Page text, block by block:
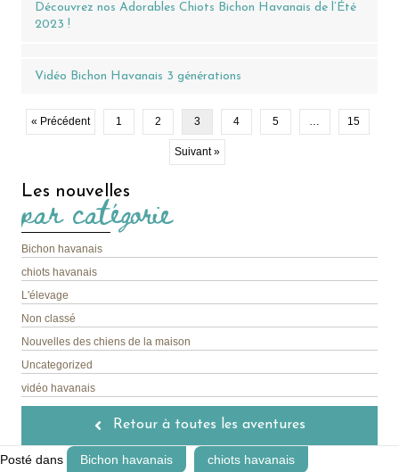
Découvrez nos Adorables Chiots Bichon Havanais de l’Été
2023 !
Vidéo Bichon Havanais 3 générations
« Précédent 1 2 3 4 5 … 15
Suivant »
Les nouvelles
par catégorie
Bichon havanais
chiots havanais
L'élevage
Non classé
Nouvelles des chiens de la maison
Uncategorized
vidéo havanais
Retour à toutes les aventures
Posté dans Bichon havanais
chiots havanais